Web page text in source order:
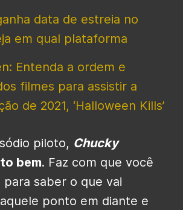
data de estreia no
em qual plataforma
Entenda a ordem e
filmes para assistir a
de 2021, ‘Halloween Kills’
piloto, Chucky
bem. Faz com que você
saber o que vai
ponto em diante e